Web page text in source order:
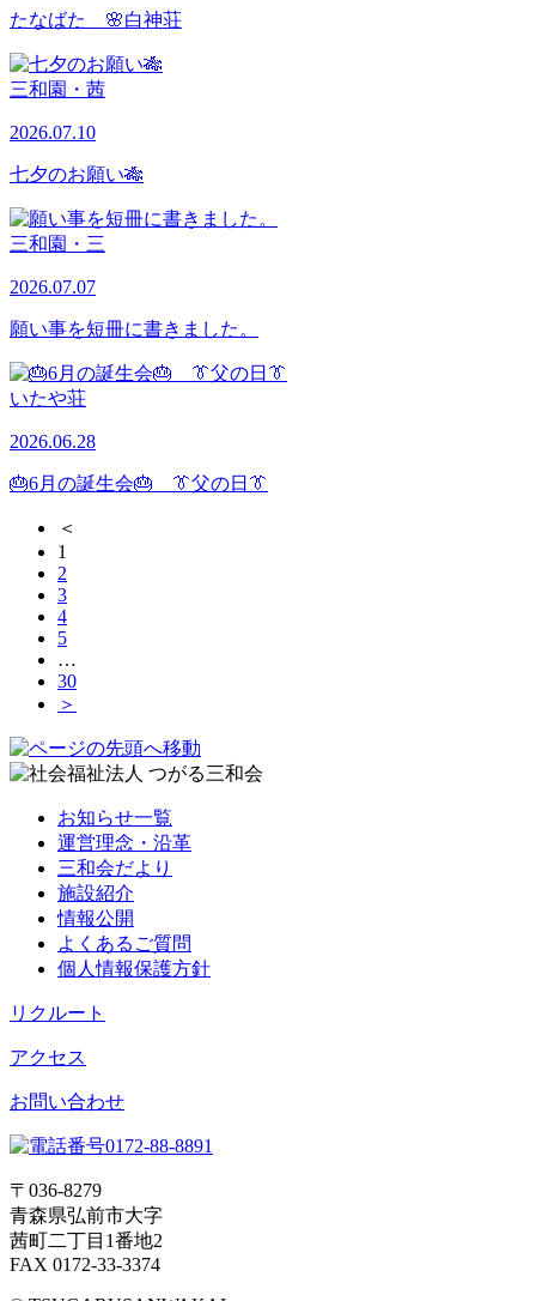
たなばた 🌸白神荘
三和園・茜
2026.07.10
七夕のお願い🎋
三和園・三
2026.07.07
願い事を短冊に書きました。
いたや荘
2026.06.28
🎂6月の誕生会🎂 👔父の日👔
＜
1
2
3
4
5
…
30
＞
お知らせ一覧
運営理念・沿革
三和会だより
施設紹介
情報公開
よくあるご質問
個人情報保護方針
リクルート
アクセス
お問い合わせ
〒036-8279
青森県弘前市大字
茜町二丁目1番地2
FAX 0172-33-3374